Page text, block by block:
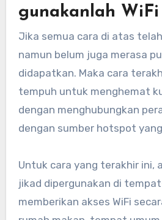
gunakanlah WiFi
Jika semua cara di atas
namun belum juga merasa
didapatkan. Maka cara
tempuh untuk menghemat
dengan menghubungkan
dengan sumber hotspot
Untuk cara yang terakhir ini,
jikad dipergunakan di
memberikan akses WiFi